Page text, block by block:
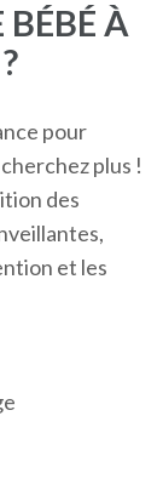
BÉBÉ À
pour
plus !
des
et les